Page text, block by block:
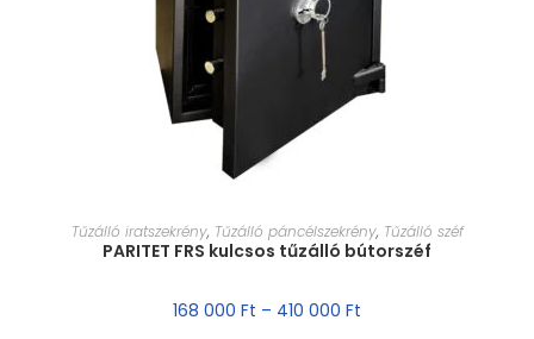
MÉRET VÁLASZTÁSA
Tűzálló iratszekrény, Tűzálló páncélszekrény, Tűzálló széf
PARITET FRS kulcsos tűzálló bútorszéf
168 000 Ft – 410 000 Ft